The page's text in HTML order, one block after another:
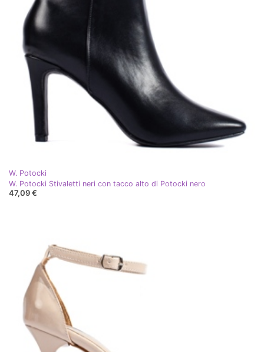
W. Potocki
W. Potocki Stivaletti neri con tacco alto di Potocki nero
47,09 €